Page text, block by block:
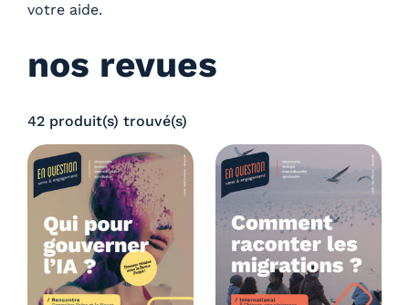
votre aide.
nos revues
42 produit(s) trouvé(s)